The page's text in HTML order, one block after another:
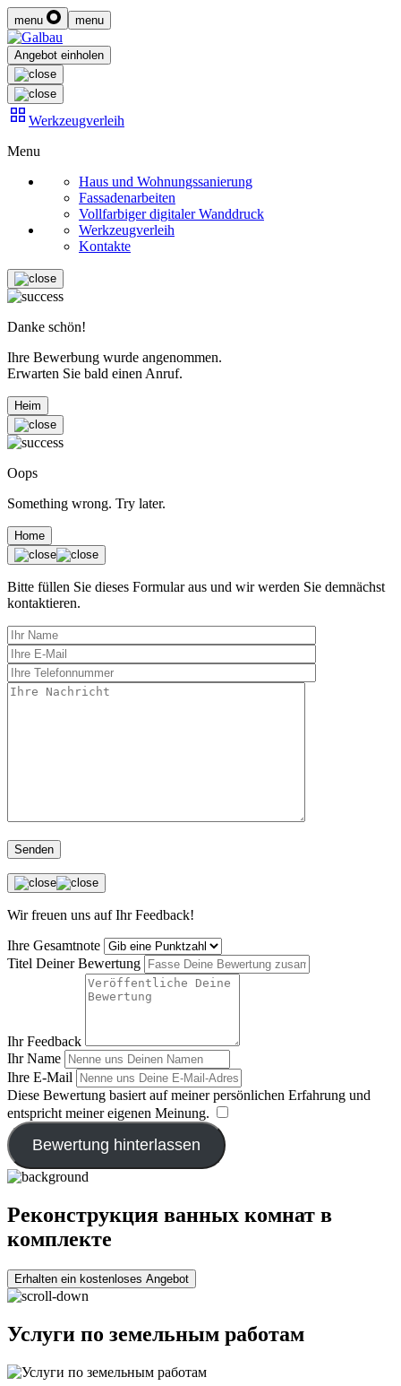
menu menu
Angebot einholen
Werkzeugverleih
Menu
Haus und Wohnungssanierung
Fassadenarbeiten
Vollfarbiger digitaler Wanddruck
Werkzeugverleih
Kontakte
Danke schön!
Ihre Bewerbung wurde angenommen.
Erwarten Sie bald einen Anruf.
Heim
Oops
Something wrong. Try later.
Home
Bitte füllen Sie dieses Formular aus und wir werden Sie demnächst
kontaktieren.
Senden
Wir freuen uns auf Ihr Feedback!
Ihre Gesamtnote
Titel Deiner Bewertung
Ihr Feedback
Ihr Name
Ihre E-Mail
Diese Bewertung basiert auf meiner persönlichen Erfahrung und
entspricht meiner eigenen Meinung.
Bewertung hinterlassen
Реконструкция ванных комнат в
комплекте
Erhalten ein kostenloses Angebot
Услуги по земельным работам